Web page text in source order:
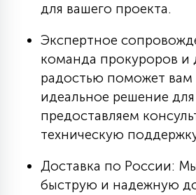
для вашего проекта.
Экспертное
команда прокуроров и
радостью поможет вам
идеальное решение
предоставляем
техническую
Доставка по России:
быструю и надежную